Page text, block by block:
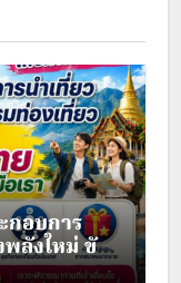
กดิ์สิทธิ์…
กอบการ
พลังใหม่ ขับ